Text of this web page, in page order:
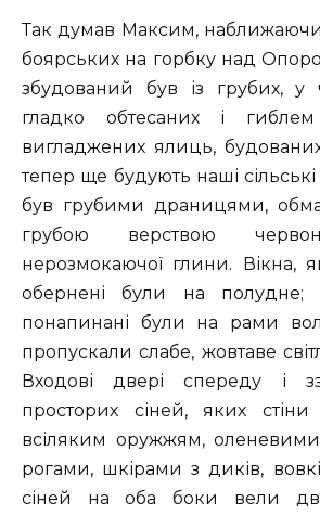
Так думав Максим,
боярських на горбку над
збудований був із грубих, у
гладко обтесаних і
вигладжених ялиць,
тепер ще будують наші
був грубими драницями,
грубою верствою
нерозмокаючої глини. Вікна,
обернені були на полудне;
понапинані були на рами
пропускали слабе, жовтаве
Входові двері спереду і
просторих сіней, яких стіни
всіляким оружжям,
рогами, шкірами з диків,
сіней на оба боки вели